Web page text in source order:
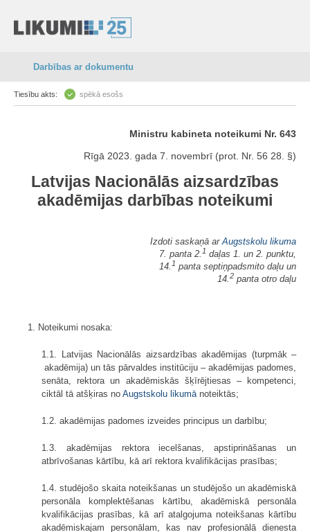
Darbības ar dokumentu
Tiesību akts: spēkā esošs
Ministru kabineta noteikumi Nr. 643
Rīgā 2023. gada 7. novembrī (prot. Nr. 56 28. §)
Latvijas Nacionālās aizsardzības
akadēmijas darbības noteikumi
Izdoti saskaņā ar Augstskolu likuma
7. panta 2. 1 daļas 1. un 2. punktu,
14. 1 panta septiņpadsmito daļu un
14.2 panta otro daļu
1. Noteikumi nosaka:
1.1. Latvijas Nacionālās aizsardzības akadēmijas (turpmāk –
akadēmija) un tās pārvaldes institūciju – akadēmijas padomes,
senāta, rektora un akadēmiskās šķīrējtiesas – kompetenci,
ciktāl tā atšķiras no Augstskolu likumā noteiktās;
1.2. akadēmijas padomes izveides principus un darbību;
1.3. akadēmijas rektora iecelšanas, apstiprināšanas un
atbrīvošanas kārtību, kā arī rektora kvalifikācijas prasības;
1.4. studējošo skaita noteikšanas un studējošo un akadēmiskā
personāla komplektēšanas kārtību, akadēmiskā personāla
kvalifikācijas prasības, kā arī atalgojuma noteikšanas kārtību
akadēmiskajam personālam, kas nav profesionālā dienesta